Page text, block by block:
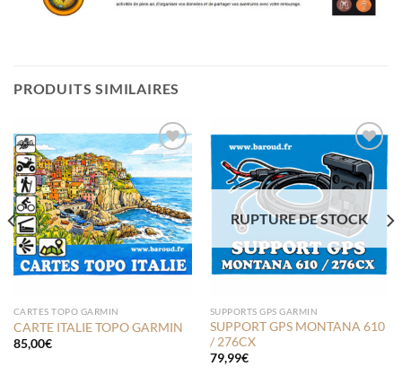
PRODUITS SIMILAIRES
Ajouter
à la liste
de
souhaits
CARTES TOPO GARMIN
CARTE ITALIE TOPO GARMIN
85,00€
Ajouter
à la liste
de
souhaits
RUPTURE DE STOCK
SUPPORTS GPS GARMIN
SUPPORT GPS MONTANA 610
/ 276CX
79,99€